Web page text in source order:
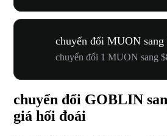
chuyển đổi MUON sang
chuyển đổi 1 MUON sang
chuyển đổi GOBLIN
giá hối đoái